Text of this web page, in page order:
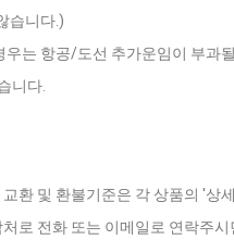
습니다.)
우는 항공/도선 추가운임이 부과
니다.
환 및 환불기준은 각 상품의 '상
로 전화 또는 이메일로 연락주